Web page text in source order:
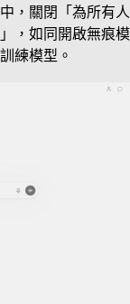
，關閉「為所有人
，如同開啟無痕模
練模型。